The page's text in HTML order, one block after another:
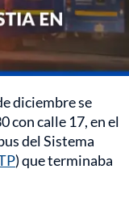
diciembre se
con calle 17, en el
del Sistema
) que terminaba